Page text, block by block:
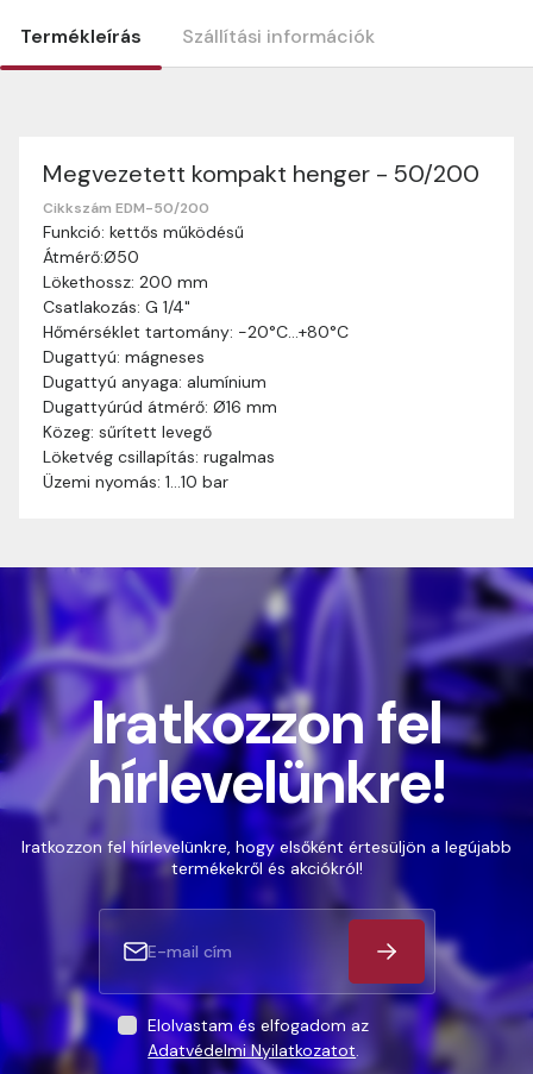
Termékleírás Szállítási információk
Megvezetett kompakt henger - 50/200
Cikkszám EDM-50/200
Funkció: kettős működésű
Átmérő:Ø50
Lökethossz: 200 mm
Csatlakozás: G 1/4"
Hőmérséklet tartomány: -20°C…+80°C
Dugattyú: mágneses
Dugattyú anyaga: alumínium
Dugattyúrúd átmérő: Ø16 mm
Közeg: sűrített levegő
Löketvég csillapítás: rugalmas
Üzemi nyomás: 1…10 bar
Szállítási információk
Nagyon köszönjük, hogy webshopunkat választottátok
vásárlásaitokhoz. Az alábbiakban megtaláljátok szállítási
információinkat, hogy a vásárlásotok gördülékenyen és
zökkenőmentesen történhessen.
Szállítási idő:Általában a megrendeléseket 2-5
munkanapon belül kézbesítjük. Amennyiben
valamilyen okból kifolyólag a szállítás hosszabb
ideig tart, előre értesítünk benneteket.
Szállítási díj:A szállítási díj függ a termék súlyától
és a szállítási cím távolságától. A pontos szállítási
díjat a vásárlás folyamata során megtekinthetitek,
Iratkozzon fel
hírlevelünkre!
Iratkozzon fel hírlevelünkre, hogy elsőként értesüljön a legújabb
termékekről és akciókról!
Elolvastam és elfogadom az
Adatvédelmi Nyilatkozatot.